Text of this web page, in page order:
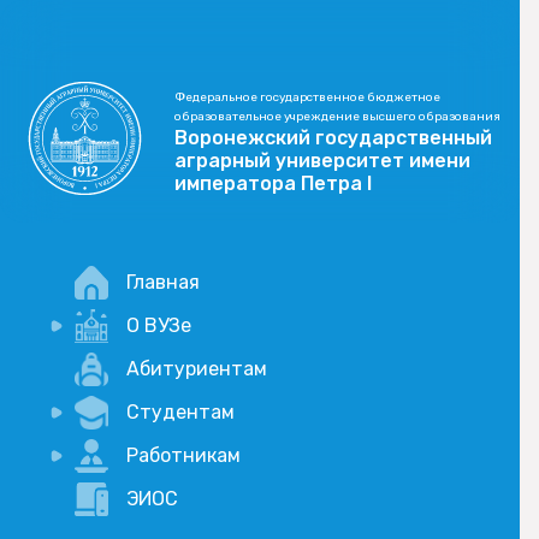
Федеральное государственное бюджетное
образовательное учреждение высшего образования
Воронежский государственный
аграрный университет имени
императора Петра I
Главная
О ВУЗе
Новости
Учебный процесс
Научная деятельность
Абитуриентам
Студентам
Портал дистанционого обучения
Академические отпуска
Работникам
Внимание, опрос!
ЭИОС